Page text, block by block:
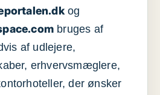
og
bruges af
af udlejere,
erhvervsmæglere,
der ønsker